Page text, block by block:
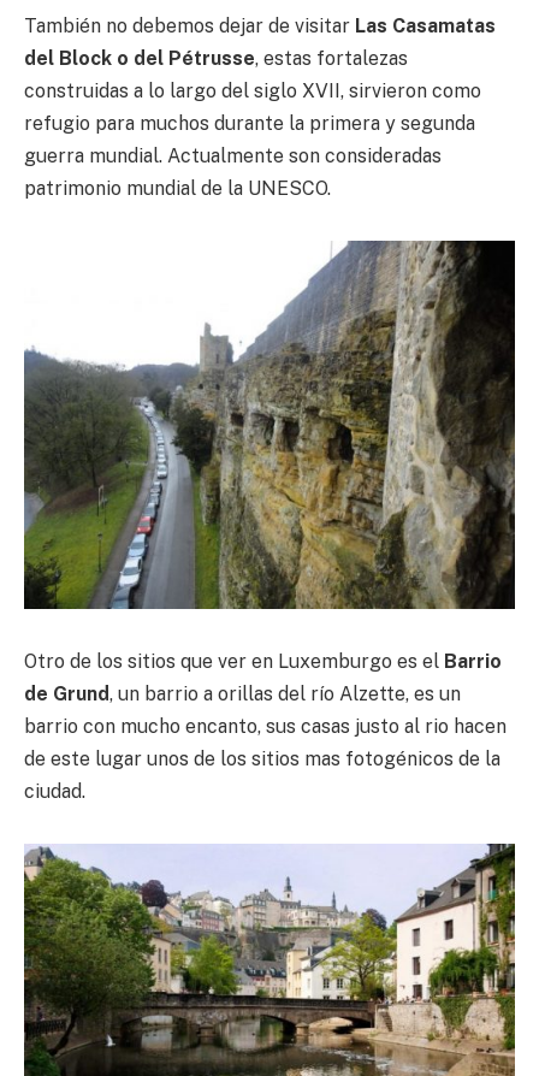
También no debemos dejar de visitar Las Casamatas
del Block o del Pétrusse, estas fortalezas
construidas a lo largo del siglo XVII, sirvieron como
refugio para muchos durante la primera y segunda
guerra mundial. Actualmente son consideradas
patrimonio mundial de la UNESCO.
Otro de los sitios que ver en Luxemburgo es el Barrio
de Grund, un barrio a orillas del río Alzette, es un
barrio con mucho encanto, sus casas justo al rio hacen
de este lugar unos de los sitios mas fotogénicos de la
ciudad.